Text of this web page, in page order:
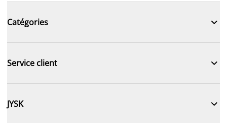
Catégories 
Service client 
JYSK 